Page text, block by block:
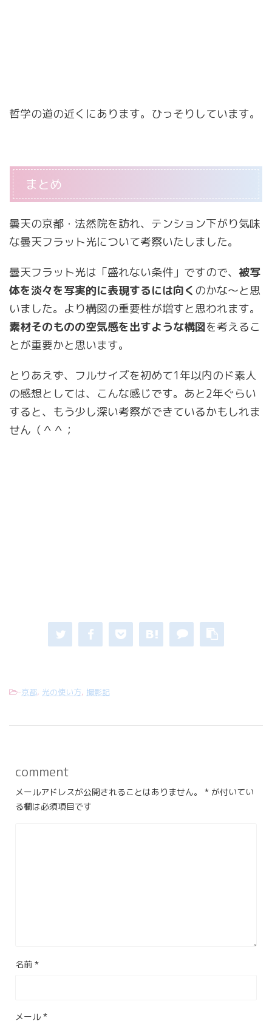
哲学の道の近くにあります。ひっそりしています。
まとめ
曇天の京都・法然院を訪れ、テンション下がり気味
な曇天フラット光について考察いたしました。
曇天フラット光は「盛れない条件」ですので、 被写
体を淡々を写実的に表現するには向く のかな～と思
いました。より構図の重要性が増すと思われます。
素材そのものの空気感を出すような構図を考えるこ
とが重要かと思います。
とりあえず、フルサイズを初めて1年以内のド素人
の感想としては、こんな感じです。あと2年ぐらい
すると、もう少し深い考察ができているかもしれま
せん（＾＾；
-京都, 光の使い方, 撮影記
comment
メールアドレスが公開されることはありません。 * が付いてい
る欄は必須項目です
名前 *
メール *